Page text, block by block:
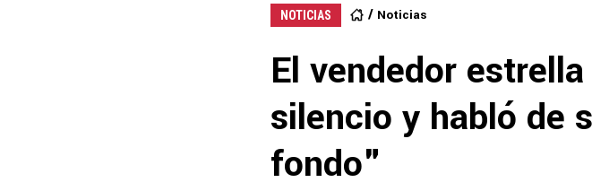
NOTICIAS Noticias
El vendedor
silencio y habló de
fondo"